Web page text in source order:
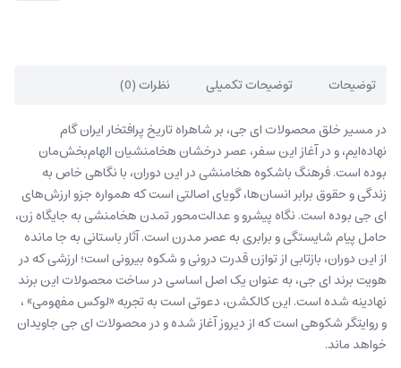
توضیحات توضیحات تکمیلی نظرات (0)
در مسیر خلق محصولات ای جی، بر شاهراه تاریخ پرافتخار ایران گام
نهاده‌ایم، و در آغاز این سفر، عصر درخشان هخامنشیان الهام‌بخش‌مان
بوده است. فرهنگ باشکوه هخامنشی در این دوران، با نگاهی خاص به
زندگی و حقوق برابر انسان‌ها، گویای اصالتی است که همواره جزو ارزش‌های
ای جی بوده است. نگاه پیشرو و عدالت‌محور تمدن هخامنشی به جایگاه زن،
حامل پیام شایستگی و برابری به عصر مدرن است. آثار باستانی به جا مانده
از این دوران، بازتابی از توازن قدرت درونی و شکوه بیرونی است؛ ارزشی که در
هویت برند ای جی، به عنوان یک اصل اساسی در ساخت محصولات این برند
نهادینه شده است. این کالکشن، دعوتی است به تجربه «لوکس مفهومی» ،
و روایتگر شکوهی است که از دیروز آغاز شده و در محصولات ای جی جاویدان
خواهد ماند.